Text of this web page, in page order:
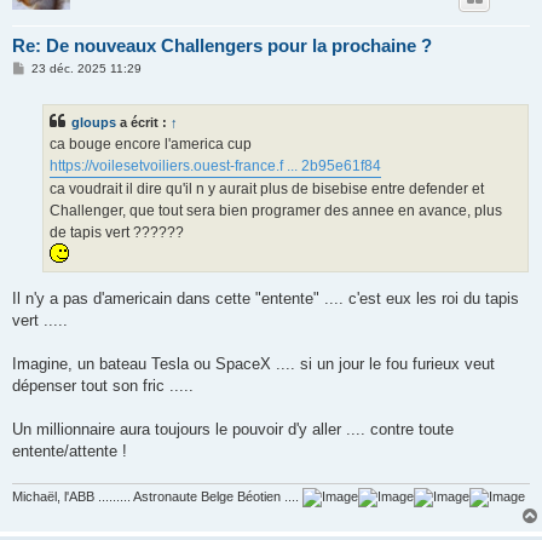
Re: De nouveaux Challengers pour la prochaine ?
M23 déc. 2025 11:29
gloups a écrit : ↑
ca bouge encore l'america cup
https://voilesetvoiliers.ouest-france.f ... 2b95e61f84
ca voudrait il dire qu'il n y aurait plus de bisebise entre defender et
Challenger, que tout sera bien programer des annee en avance, plus
de tapis vert ??????
Il n'y a pas d'americain dans cette "entente" .... c'est eux les roi du tapis
vert .....
Imagine, un bateau Tesla ou SpaceX .... si un jour le fou furieux veut
dépenser tout son fric .....
Un millionnaire aura toujours le pouvoir d'y aller .... contre toute
entente/attente !
Michaël, l'ABB ......... Astronaute Belge Béotien ....